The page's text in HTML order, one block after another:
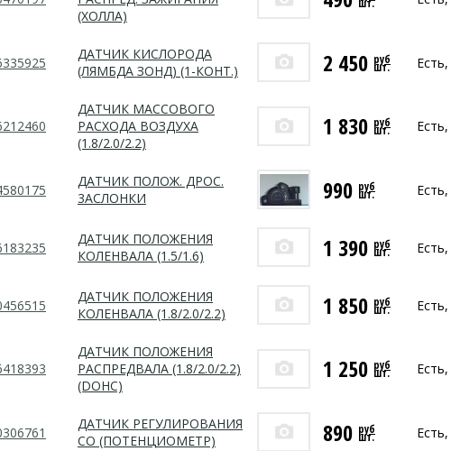
(ХОЛЛА)
шт.
ДАТЧИК КИСЛОРОДА
(ЛЯМБДА ЗОНД) (1-КОНТ.)
2 450 руб
шт.
ДАТЧИК МАССОВОГО
РАСХОДА ВОЗДУХА
(1.8/2.0/2.2)
1 830 руб
шт.
ДАТЧИК ПОЛОЖ. ДРОС.
3АСЛОНКИ
990 руб
шт.
ДАТЧИК ПОЛОЖЕНИЯ
КОЛЕНВАЛА (1.5/1.6)
1 390 руб
шт.
ДАТЧИК ПОЛОЖЕНИЯ
КОЛЕНВАЛА (1.8/2.0/2.2)
1 850 руб
шт.
ДАТЧИК ПОЛОЖЕНИЯ
РАСПРЕДВАЛА (1.8/2.0/2.2)
(DOHC)
1 250 руб
шт.
ДАТЧИК РЕГУЛИРОВАНИЯ
СО (ПОТЕНЦИОМЕТР)
890 руб
шт.